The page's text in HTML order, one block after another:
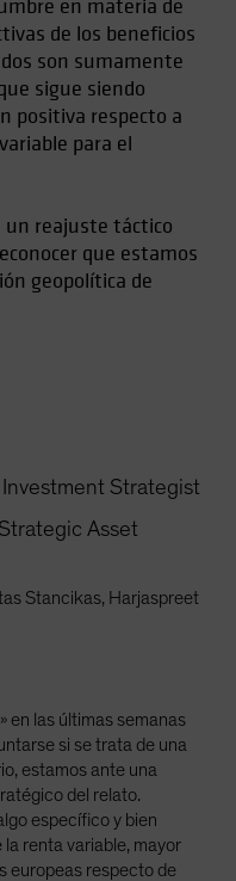
en materia de
de los beneficios
son sumamente
sigue siendo
positiva respecto a
para el
un reajuste táctico
que estamos
geopolítica de
Strategist
Asset
Stancikas, Harjaspreet
en las últimas semanas
si se trata de una
estamos ante una
del relato.
específico y bien
renta variable, mayor
europeas respecto de